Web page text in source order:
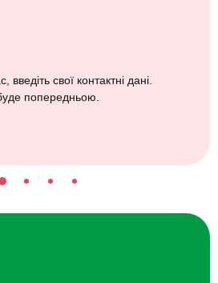
введіть свої контактні дані.
попередньою.